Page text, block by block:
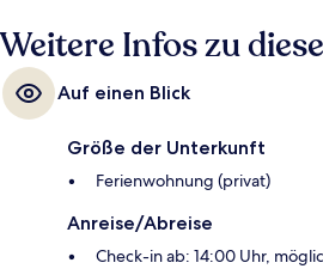
Weitere Infos zu
Auf einen Blick
Größe der Unterkunft
Ferienwohnung (privat)
Anreise/Abreise
Check-in ab: 14:00 Uhr,